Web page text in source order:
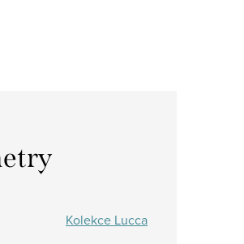
Kolekce Lucca